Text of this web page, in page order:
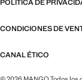
POLÍTICA DE
CONDICIONES DE
CANAL ÉTICO